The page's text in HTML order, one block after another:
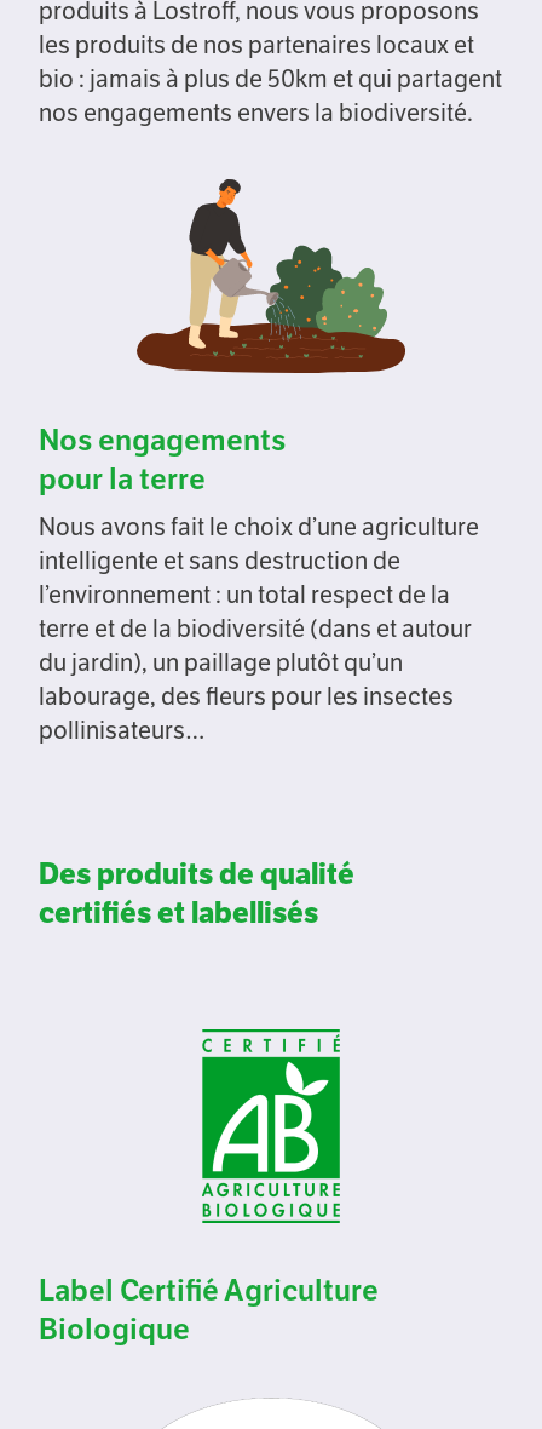
produits à Lostroff, nous vous proposons
les produits de nos partenaires locaux et
bio : jamais à plus de 50km et qui partagent
nos engagements envers la biodiversité.
Nos engagements
pour la terre
Nous avons fait le choix d’une agriculture
intelligente et sans destruction de
l’environnement : un total respect de la
terre et de la biodiversité (dans et autour
du jardin), un paillage plutôt qu’un
labourage, des fleurs pour les insectes
pollinisateurs…
Des produits de qualité
certifiés et labellisés
Label Certifié Agriculture
Biologique